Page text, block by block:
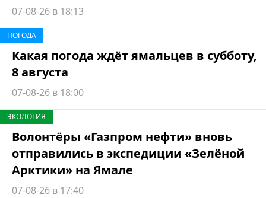
07-08-26 в 18:13
ПОГОДА
Какая погода ждёт ямальцев в субботу,
8 августа
07-08-26 в 18:00
ЭКОЛОГИЯ
Волонтёры «Газпром нефти» вновь
отправились в экспедиции «Зелёной
Арктики» на Ямале
07-08-26 в 17:40